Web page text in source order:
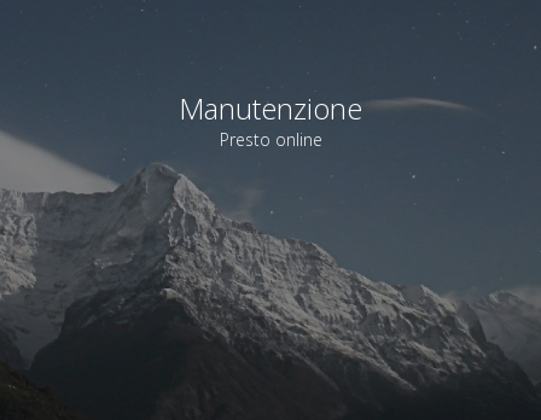
Manutenzione
Presto online